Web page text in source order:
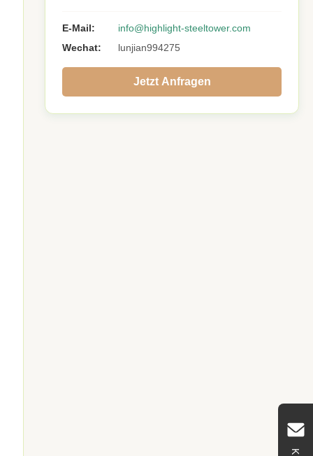
E-Mail:
info@highlight-steeltower.com
Wechat:
lunjian994275
Jetzt Anfragen